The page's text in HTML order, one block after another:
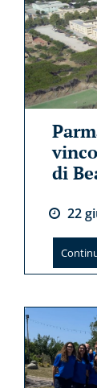
di
22